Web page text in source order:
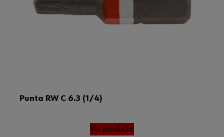
Punta RW C 6.3 (1/4)
Ver producto